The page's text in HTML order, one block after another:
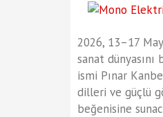
2026, 13–17
sanat
ismi Pınar
dilleri ve güçlü
beğenisine